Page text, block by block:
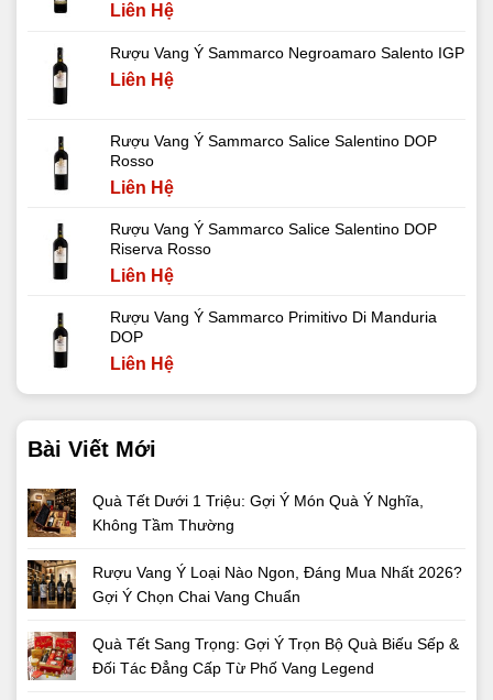
Liên Hệ
Rượu Vang Ý Sammarco Negroamaro Salento IGP
Liên Hệ
Rượu Vang Ý Sammarco Salice Salentino DOP
Rosso
Liên Hệ
Rượu Vang Ý Sammarco Salice Salentino DOP
Riserva Rosso
Liên Hệ
Rượu Vang Ý Sammarco Primitivo Di Manduria
DOP
Liên Hệ
Bài Viết Mới
Quà Tết Dưới 1 Triệu: Gợi Ý Món Quà Ý Nghĩa,
Không Tầm Thường
Rượu Vang Ý Loại Nào Ngon, Đáng Mua Nhất 2026?
Gợi Ý Chọn Chai Vang Chuẩn
Quà Tết Sang Trọng: Gợi Ý Trọn Bộ Quà Biếu Sếp &
Đối Tác Đẳng Cấp Từ Phố Vang Legend